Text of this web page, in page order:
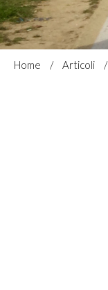
Home Articoli